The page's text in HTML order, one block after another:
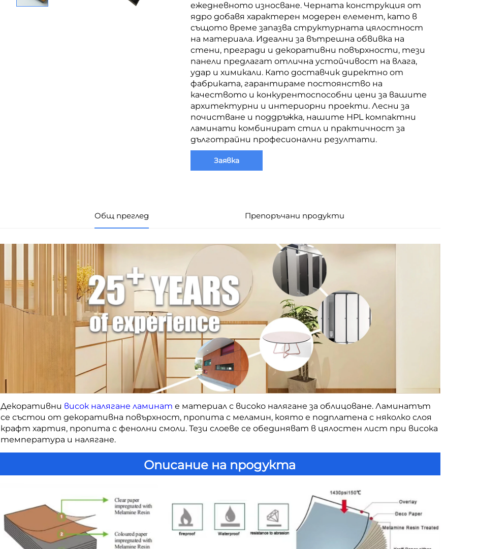
ежедневното износване. Черната конструкция от
ядро добавя характерен модерен елемент, като в
същото време запазва структурната цялостност
на материала. Идеални за вътрешна обвивка на
стени, прегради и декоративни повърхности, тези
панели предлагат отлична устойчивост на влага,
удар и химикали. Като доставчик директно от
фабриката, гарантираме постоянство на
качеството и конкурентоспособни цени за вашите
архитектурни и интериорни проекти. Лесни за
почистване и поддръжка, нашите HPL компактни
ламинати комбинират стил и практичност за
дълготрайни професионални резултати.
Заявка
Общ преглед Препоръчани продукти
Декоративни висок налягане ламинат е материал с високо налягане за облицоване. Ламинатът
се състои от декоративна повърхност, пропита с меламин, която е подплатена с няколко слоя
крафт хартия, пропита с фенолни смоли. Тези слоеве се обединяват в цялостен лист при висока
температура и налягане.
Описание на продукта